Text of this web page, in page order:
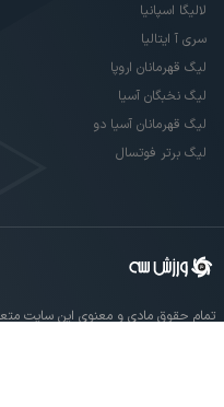
لالیگا اسپانیا
سری آ ایتالیا
لیگ قهرمانان اروپا
لیگ نخبگان آسیا
لیگ قهرمانان آسیا دو
لیگ برتر فوتسال
تمام حقوق مادی و معنوی این سایت